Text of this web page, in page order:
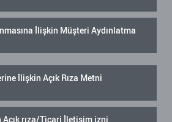
İlişkin Müşteri Aydınlatma
İlişkin Açık Rıza Metni
rıza/Ticari İletişim izni